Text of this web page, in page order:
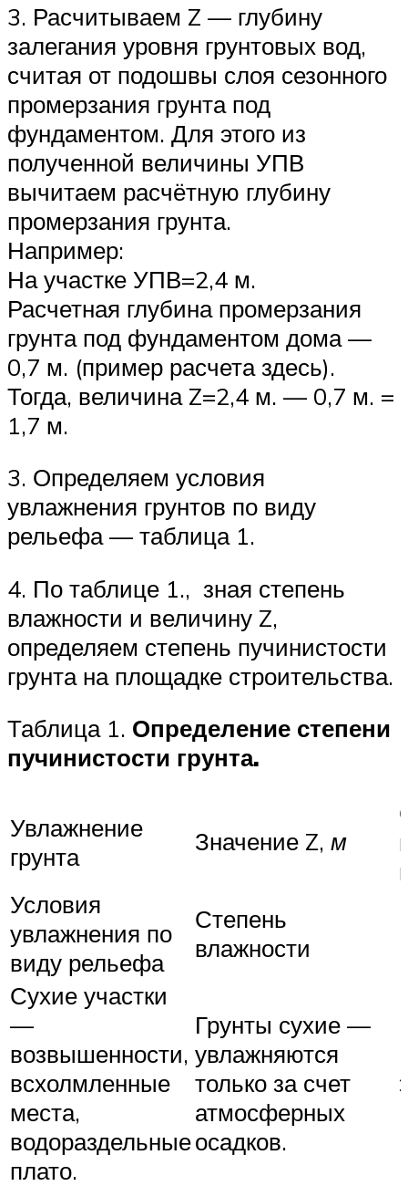
3. Расчитываем Z — глубину
залегания уровня грунтовых вод,
считая от подошвы слоя сезонного
промерзания грунта под
фундаментом. Для этого из
полученной величины УПВ
вычитаем расчётную глубину
промерзания грунта.
Например:
На участке УПВ=2,4 м.
Расчетная глубина промерзания
грунта под фундаментом дома —
0,7 м. (пример расчета здесь).
Тогда, величина Z=2,4 м. — 0,7 м. =
1,7 м.
3. Определяем условия
увлажнения грунтов по виду
рельефа — таблица 1.
4. По таблице 1., зная степень
влажности и величину Z,
определяем степень пучинистости
грунта на площадке строительства.
Таблица 1. Определение степени
пучинистости грунта.
Увлажнение
грунта
Значение Z, м
Условия
увлажнения по
виду рельефа
Степень
влажности
Сухие участки
—
возвышенности,
всхолмленные
места,
водораздельные
плато.
Грунты сухие —
увлажняются
только за счет
атмосферных
осадков.